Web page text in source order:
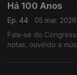
Há 100 Anos
Ep. 44
05 mar. 2026
Fala-se do
notas, ouvindo a